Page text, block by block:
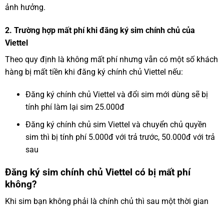
ảnh hưởng.
2. Trường hợp mất phí khi đăng ký sim chính chủ của
Viettel
Theo quy định là không mất phí nhưng vẫn có một số khách
hàng bị mất tiền khi đăng ký chính chủ Viettel nếu:
Đăng ký chính chủ Viettel và đổi sim mới dùng sẽ bị
tính phí làm lại sim 25.000đ
Đăng ký chính chủ sim Viettel và chuyển chủ quyền
sim thì bị tính phí 5.000đ với trả trước, 50.000đ với trả
sau
Đăng ký sim chính chủ Viettel có bị mất phí
không?
Khi sim bạn không phải là chính chủ thì sau một thời gian